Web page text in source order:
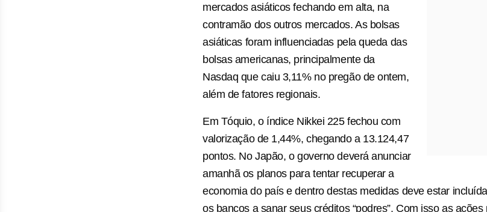
mercados asiáticos fechando em alta, na
contramão dos outros mercados. As bolsas
asiáticas foram influenciadas pela queda das
bolsas americanas, principalmente da
Nasdaq que caiu 3,11% no pregão de ontem,
além de fatores regionais.
Em Tóquio, o índice Nikkei 225 fechou com
valorização de 1,44%, chegando a 13.124,47
pontos. No Japão, o governo deverá anunciar
amanhã os planos para tentar recuperar a
economia do país e dentro destas medidas deve estar
os bancos a sanar seus créditos “podres”. Com isso as